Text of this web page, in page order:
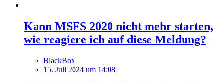
Kann MSFS 2020 nicht mehr starten,
wie reagiere ich auf diese Meldung?
BlackBox
15. Juli 2024 um 14:08